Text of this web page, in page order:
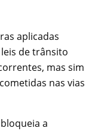
aplicadas
de trânsito
mas sim
nas vias
a